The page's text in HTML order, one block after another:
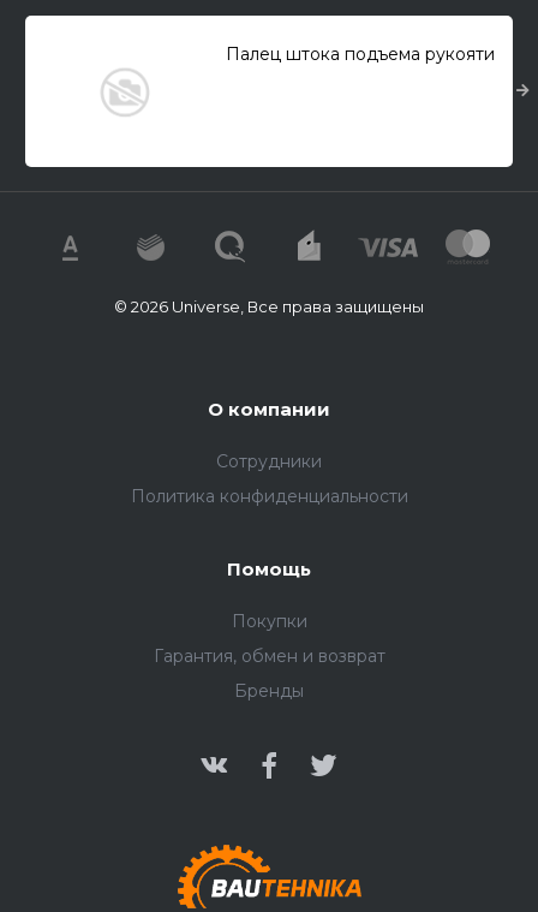
Палец штока подъема рукояти
© 2026 Universe, Все права защищены
О компании
Сотрудники
Политика конфиденциальности
Помощь
Покупки
Гарантия, обмен и возврат
Бренды